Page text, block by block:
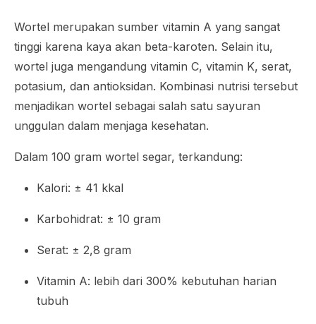
Wortel merupakan sumber vitamin A yang sangat
tinggi karena kaya akan beta-karoten. Selain itu,
wortel juga mengandung vitamin C, vitamin K, serat,
potasium, dan antioksidan. Kombinasi nutrisi tersebut
menjadikan wortel sebagai salah satu sayuran
unggulan dalam menjaga kesehatan.
Dalam 100 gram wortel segar, terkandung:
Kalori: ± 41 kkal
Karbohidrat: ± 10 gram
Serat: ± 2,8 gram
Vitamin A: lebih dari 300% kebutuhan harian
tubuh